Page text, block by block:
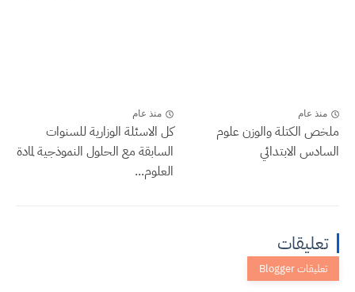
منذ عام
ملخص الكتلة والوزن علوم
السادس الابتدائي
منذ عام
كل الاسئلة الوزارية للسنوات
السابقة مع الحلول النموذجية لمادة
العلوم...
تعليقات